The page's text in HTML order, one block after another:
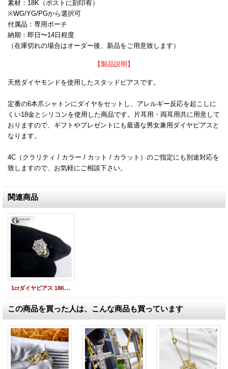
素材：18K（ポストに刻印有）
※WG/YG/PGから選択可
付属品：専用ポーチ
納期：即日〜14日程度
（在庫切れの場合はオーダー後、新品をご用意致します）
【製品説明】
天然ダイヤモンドを使用したスタッドピアスです。
定番の6本爪シャトンにダイヤをセットし、アレルギー反応を起こしに
くい18金とシリコンを使用した商品です。片耳用・両耳用共に用意して
おりますので、ギフトやプレゼントにも最適な男女兼用ダイヤピアスと
なります。
4C（クラリティ / カラー / カット / カラット）のご指定にも別途対応を
致しますので、お気軽にご相談下さい。
関連商品
1ctダイヤピアス 18K "I Class" 1粒ピアス ダイヤモンド ゴールド 片耳 両耳
この商品を買った人は、こんな商品も買っています